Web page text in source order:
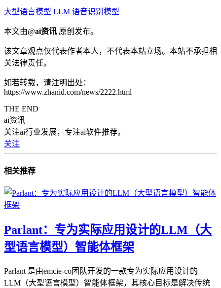
大型语言模型 LLM 语音识别模型
本文由@ai资讯 原创发布。
该文章观点仅代表作者本人，不代表本站立场。本站不承担相
关法律责任。
如若转载，请注明出处：
https://www.zhanid.com/news/2222.html
THE END
ai资讯
关注ai行业发展，专注ai软件推荐。
关注
相关推荐
Parlant：专为实际应用设计的LLM（大
型语言模型）智能体框架
Parlant 是由emcie-co团队开发的一款专为实际应用设计的
LLM（大型语言模型）智能体框架，其核心目标是解决传统